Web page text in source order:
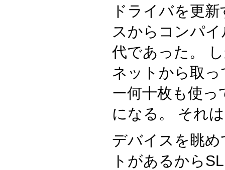
ドライバを更
スからコンパ
代であった。
ネットから取
ー何十枚も使
になる。 それ
デバイスを眺
トがあるから